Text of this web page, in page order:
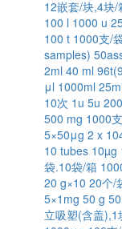
12嵌套/块,4块/
100 l 1000 u
100 t 1000支/
samples)
2ml 40 ml
μl 1000ml 25ml
10次 1u 5u
500 mg 1000
5×50μg 2 x
10 tubes 10µg
袋.10袋/箱
20 g×10 20个/
5×1mg 50 g
立吸塑(含盖